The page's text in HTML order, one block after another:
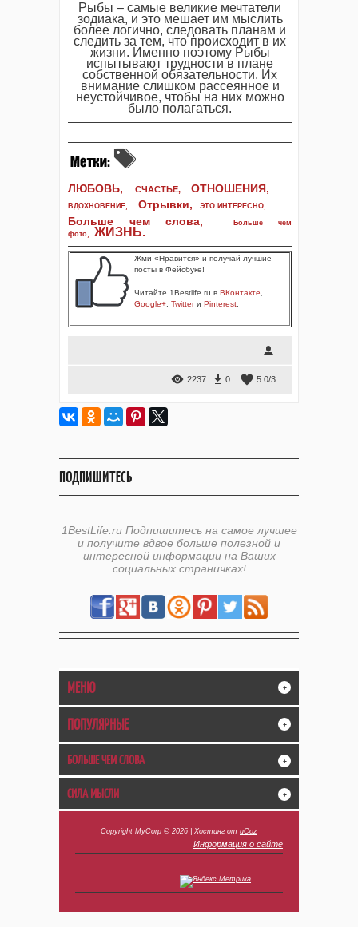
Рыбы – самые великие мечтатели
зодиака, и это мешает им мыслить
более логично, следовать планам и
следить за тем, что происходит в их
жизни. Именно поэтому Рыбы
испытывают трудности в плане
собственной обязательности. Их
внимание слишком рассеянное и
неустойчивое, чтобы на них можно
было полагаться.
ЛЮБОВЬ, СЧАСТЬЕ, ОТНОШЕНИЯ,
ВДОХНОВЕНИЕ, Отрывки, ЭТО ИНТЕРЕСНО,
Больше чем слова,
Больше чем
фото, ЖИЗНЬ.
Жми «Нравится» и получай лучшие
посты в Фейсбуке!
Читайте 1Bestlife.ru в ВКонтакте
Google+ Twitterи Pinterest
2237 0 5.0/3
ПОДПИШИТЕСЬ
1BestLife.ru Подпишитесь на самое лучшее
и получите вдвое больше полезной и
интересной информации на Ваших
социальных страничках!
МЕНЮ +
ПОПУЛЯРНЫЕ +
БОЛЬШЕ ЧЕМ СЛОВА +
СИЛА МЫСЛИ +
Copyright MyCorp © 2026 Хостинг от uCoz
Информация о сайте